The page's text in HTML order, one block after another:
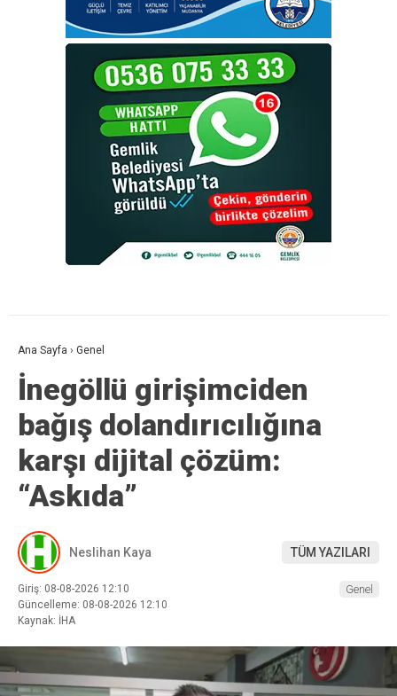
Ana Sayfa › Genel
İnegöllü girişimciden
bağış dolandırıcılığına
karşı dijital çözüm:
“Askıda”
Neslihan Kaya TÜM YAZILARI
Giriş: 08-08-2026 12:10
Güncelleme: 08-08-2026 12:10
Kaynak: İHA
Genel